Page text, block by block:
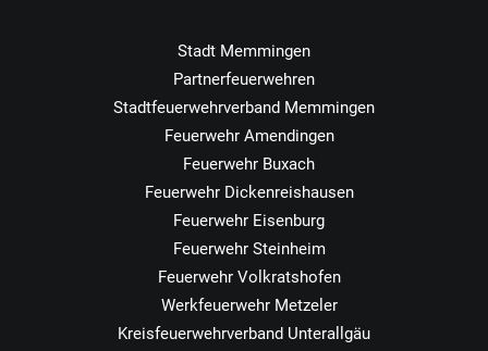
Stadt Memmingen
Partnerfeuerwehren
Stadtfeuerwehrverband Memmingen
Feuerwehr Amendingen
Feuerwehr Buxach
Feuerwehr Dickenreishausen
Feuerwehr Eisenburg
Feuerwehr Steinheim
Feuerwehr Volkratshofen
Werkfeuerwehr Metzeler
Kreisfeuerwehrverband Unterallgäu